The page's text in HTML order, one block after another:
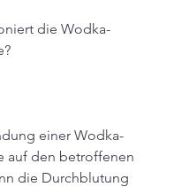
die Wodka-
einer Wodka-
auf den betroffenen
die Durchblutung